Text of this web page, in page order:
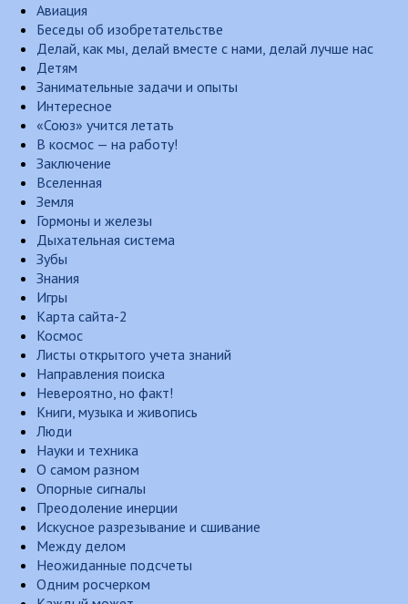
Авиация
Беседы об изобретательстве
Делай, как мы, делай вместе с нами, делай лучше нас
Детям
Занимательные задачи и опыты
Интересное
«Союз» учится летать
В космос — на работу!
Заключение
Вселенная
Земля
Гормоны и железы
Дыхательная система
Зубы
Знания
Игры
Карта сайта-2
Космос
Листы открытого учета знаний
Направления поиска
Невероятно, но факт!
Книги, музыка и живопись
Люди
Науки и техника
О самом разном
Опорные сигналы
Преодоление инерции
Искусное разрезывание и сшивание
Между делом
Неожиданные подсчеты
Одним росчерком